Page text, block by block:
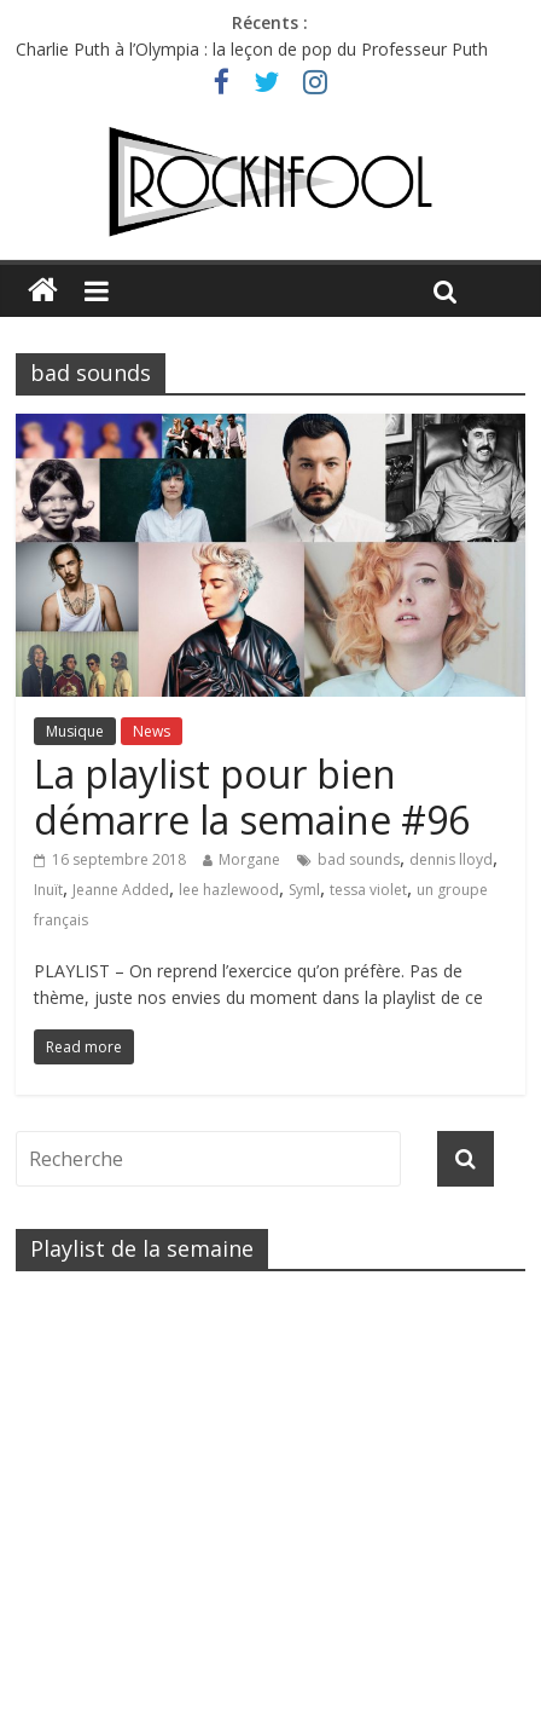
Récents :
Charlie Puth à l’Olympia : la leçon de pop du Professeur Puth
Festival Triptyque : un nouveau festival de musique indépendant
Hellfest 2026 vendredi : température et émotions en hausse
Hellfest 2026 jeudi : impossible de choisir entre chaleur et bonne
Première édition du Midgard Festival : entre bière, métal et
bad sounds
Musique News
La playlist pour bien
démarre la semaine #96
16 septembre 2018 Morgane bad sounds, dennis lloyd,
Inuït, Jeanne Added, lee hazlewood, Syml,tessa violet, un groupe
français
PLAYLIST – On reprend l’exercice qu’on préfère. Pas de
thème, juste nos envies du moment dans la playlist de ce
Read more
Playlist de la semaine